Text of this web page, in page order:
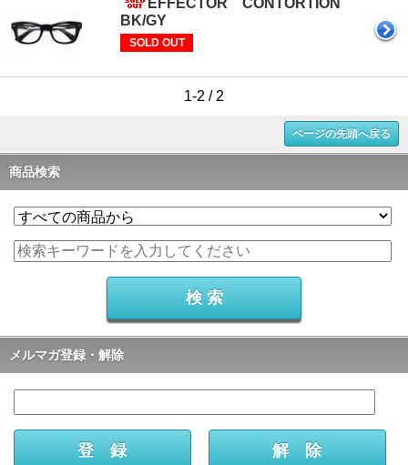
EFFECTOR CONTORTION
BK/GY
SOLD OUT
1-2 / 2
ページの先頭へ戻る
商品検索
メルマガ登録・解除